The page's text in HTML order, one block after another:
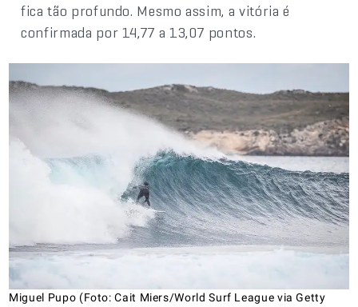
fica tão profundo. Mesmo assim, a vitória é
confirmada por 14,77 a 13,07 pontos.
Miguel Pupo (Foto: Cait Miers/World Surf League via Getty